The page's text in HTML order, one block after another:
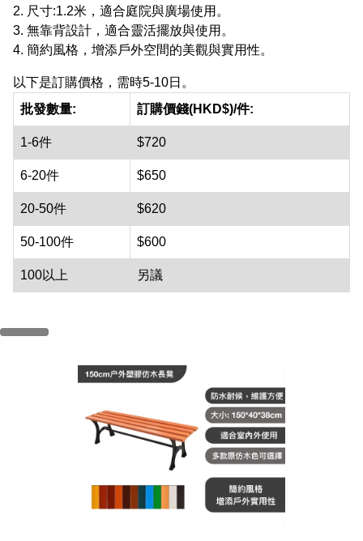
2. 尺寸:1.2米，適合庭院與廣場使用。
3. 無靠背設計，適合靈活擺放與使用。
4. 簡約風格，增添戶外空間的美觀與實用性。
以下是訂購價格，需時5-10日。
批發數量:
訂購價錢(HKD$)/件:
1-6件 $720
6-20件 $650
20-50件 $620
50-100件 $600
100以上 另議